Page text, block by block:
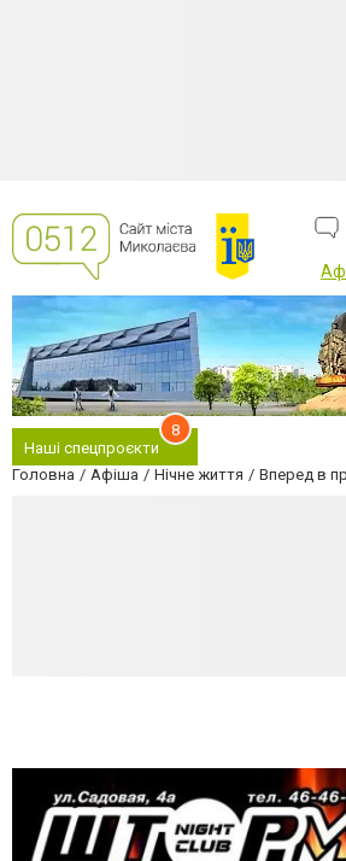
Наші спецпроєкти
8
Головна Афіша Нічне життя Вперед в